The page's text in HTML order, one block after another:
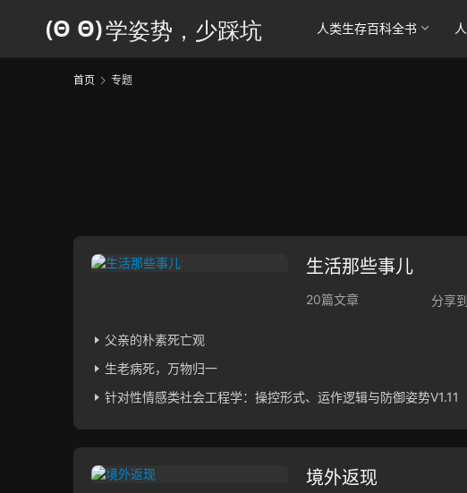
人类生存百科全书
首页 专题
生活那些事儿
20篇文章 分享
父亲的朴素死亡观
生老病死，万物归一
针对性情感类社会工程学：操控形式、运作逻辑与防御姿势V1.11
境外返现